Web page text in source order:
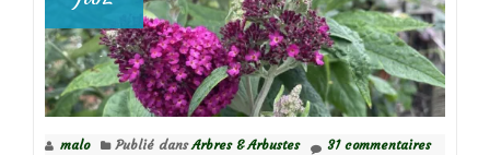
malo Publié dansArbres & Arbustes 31 commentaires